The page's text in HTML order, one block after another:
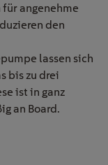
angenehme
den
lassen sich
bis zu drei
ist in ganz
an Board.